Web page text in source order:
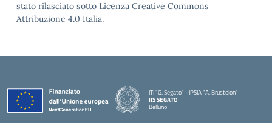
stato rilasciato sotto Licenza Creative Commons
Attribuzione 4.0 Italia.
ITI "G. Segato" - IPSIA "A. Brustolon"
IIS SEGATO
Belluno